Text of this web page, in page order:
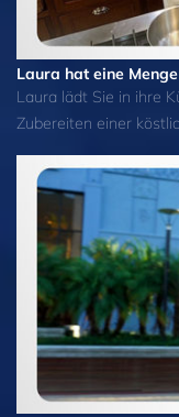
Laura hat eine
Laura lädt Sie in ihre
Zubereiten einer